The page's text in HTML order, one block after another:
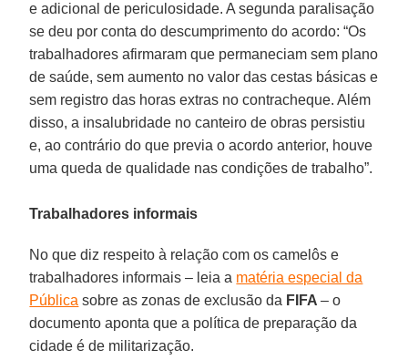
e adicional de periculosidade. A segunda paralisação
se deu por conta do descumprimento do acordo: “Os
trabalhadores afirmaram que permaneciam sem plano
de saúde, sem aumento no valor das cestas básicas e
sem registro das horas extras no contracheque. Além
disso, a insalubridade no canteiro de obras persistiu
e, ao contrário do que previa o acordo anterior, houve
uma queda de qualidade nas condições de trabalho”.
Trabalhadores informais
No que diz respeito à relação com os camelôs e
trabalhadores informais – leia a matéria especial da
Pública sobre as zonas de exclusão da FIFA– o
documento aponta que a política de preparação da
cidade é de militarização.